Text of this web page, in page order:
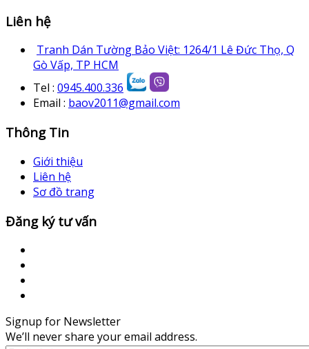
Liên hệ
Tranh Dán Tường Bảo Việt: 1264/1 Lê Đức Thọ, Q
Gò Vấp, TP HCM
Tel : 0945.400.336
Email : baov2011@gmail.com
Thông Tin
Giới thiệu
Liên hệ
Sơ đồ trang
Đăng ký tư vấn
Signup for Newsletter
We’ll never share your email address.